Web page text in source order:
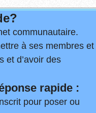
communautaire.
à ses membres et
et d’avoir des
rapide :
pour poser ou